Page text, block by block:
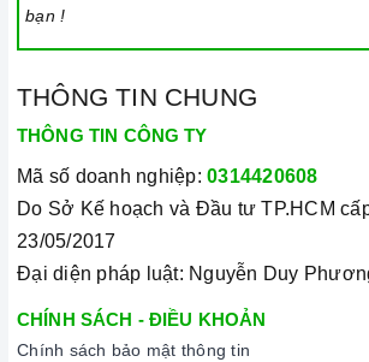
bạn !
THÔNG TIN CHUNG
THÔNG TIN CÔNG TY
Mã số doanh nghiệp: 0314420608
Do Sở Kế hoạch và Đầu tư TP.HCM
23/05/2017
Đại diện pháp luật: Nguyễn Duy
CHÍNH SÁCH - ĐIỀU KHOẢN
Chính sách bảo mật thông tin